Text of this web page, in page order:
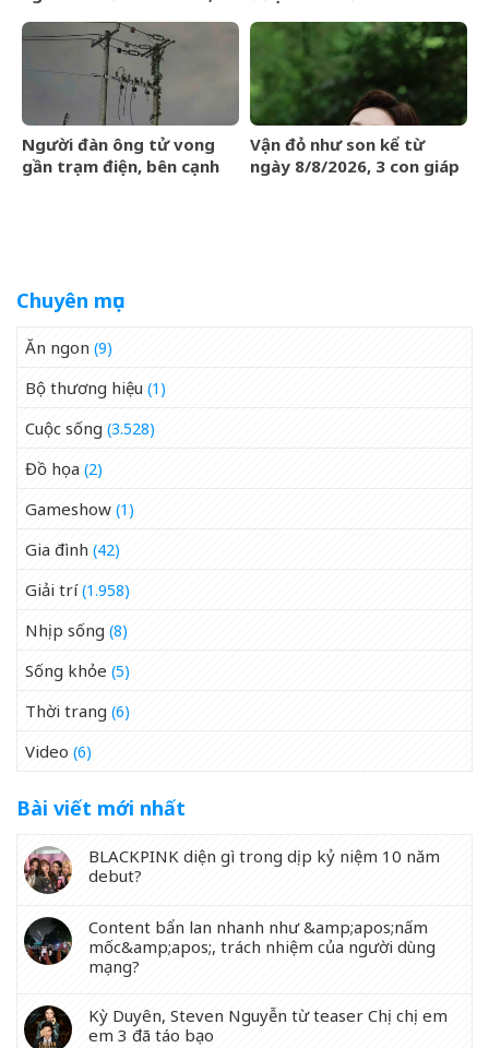
câu bất ngờ
kim cương cũng không
sánh bằng
Người đàn ông tử vong
gần trạm điện, bên cạnh
Vận đỏ như son kể từ
ngày 8/8/2026, 3 con giáp
Chuyên mục
Ăn ngon (9)
Bộ thương hiệu (1)
Cuộc sống (3.528)
Đồ họa (2)
Gameshow (1)
Gia đình (42)
Giải trí(1.958)
Nhịp sống (8)
Sống khỏe (5)
Thời trang (6)
Video (6)
Bài viết mới nhất
BLACKPINK diện gì trong dịp kỷ niệm 10 năm
debut?
Content bẩn lan nhanh như &amp;apos;nấm
mốc&amp;apos;, trách nhiệm của người dùng
mạng?
Kỳ Duyên, Steven Nguyễn từ teaser Chị chị em
em 3 đã táo bạo